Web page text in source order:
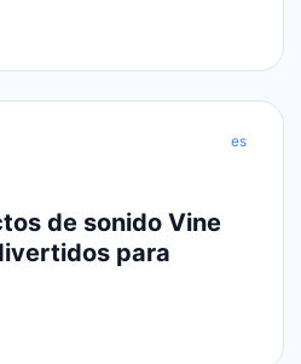
es
de sonido Vine
para